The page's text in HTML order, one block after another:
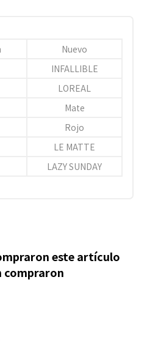
Nuevo
INFALLIBLE
LOREAL
Mate
Rojo
LE MATTE
LAZY SUNDAY
este artículo
compraron